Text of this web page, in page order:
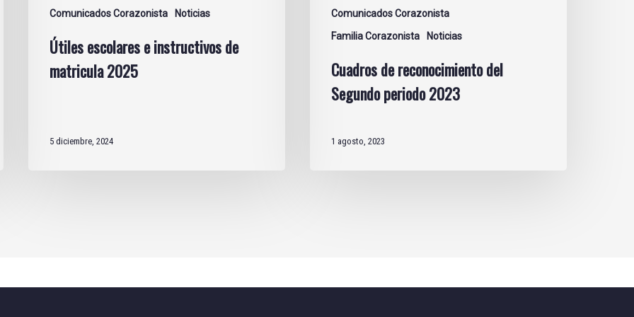
Comunicados Corazonista Noticias
Útiles escolares e instructivos de
matricula 2025
5 diciembre, 2024
Comunicados Corazonista
Familia Corazonista
Noticias
Cuadros de reconocimiento del
Segundo periodo 2023
1 agosto, 2023